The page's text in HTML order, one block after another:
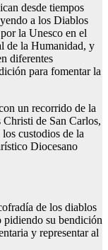
desde tiempos
a los Diablos
la Unesco en el
de la Humanidad, y
diferentes
para fomentar la
un recorrido de la
de San Carlos,
custodios de la
Diocesano
de los diablos
pidiendo su bendición
y representar al